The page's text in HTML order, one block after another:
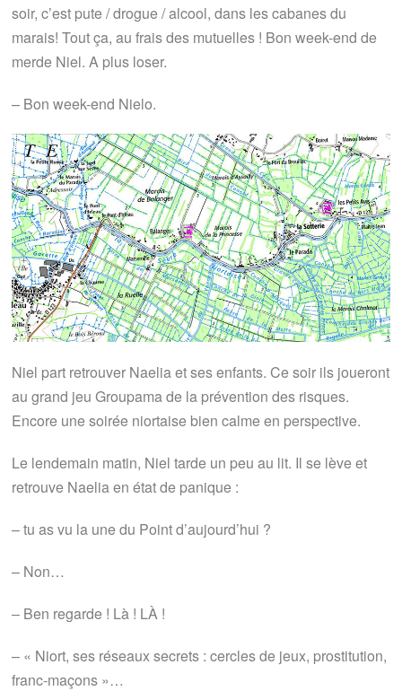
soir, c’est pute / drogue / alcool, dans les cabanes du
marais! Tout ça, au frais des mutuelles ! Bon week-end de
merde Niel. A plus loser.
– Bon week-end Nielo.
Niel part retrouver Naelia et ses enfants. Ce soir ils joueront
au grand jeu Groupama de la prévention des risques.
Encore une soirée niortaise bien calme en perspective.
Le lendemain matin, Niel tarde un peu au lit. Il se lève et
retrouve Naelia en état de panique :
– tu as vu la une du Point d’aujourd’hui ?
– Non…
– Ben regarde ! Là ! LÀ !
– « Niort, ses réseaux secrets : cercles de jeux, prostitution,
franc-maçons »…